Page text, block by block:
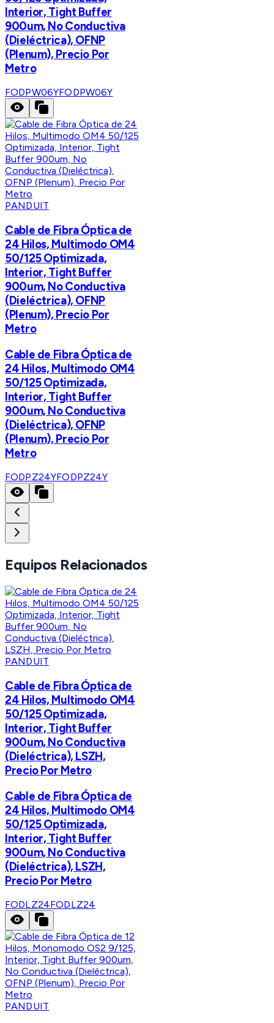
Interior, Tight Buffer
900um, No Conductiva
(Dieléctrica), OFNP
(Plenum), Precio Por
Metro
FODPW06YFODPW06Y
PANDUIT
Cable de Fibra Óptica de
24 Hilos, Multimodo OM4
50/125 Optimizada,
Interior, Tight Buffer
900um, No Conductiva
(Dieléctrica), OFNP
(Plenum), Precio Por
Metro
Cable de Fibra Óptica de
24 Hilos, Multimodo OM4
50/125 Optimizada,
Interior, Tight Buffer
900um, No Conductiva
(Dieléctrica), OFNP
(Plenum), Precio Por
Metro
FODPZ24YFODPZ24Y
Equipos Relacionados
PANDUIT
Cable de Fibra Óptica de
24 Hilos, Multimodo OM4
50/125 Optimizada,
Interior, Tight Buffer
900um, No Conductiva
(Dieléctrica), LSZH,
Precio Por Metro
Cable de Fibra Óptica de
24 Hilos, Multimodo OM4
50/125 Optimizada,
Interior, Tight Buffer
900um, No Conductiva
(Dieléctrica), LSZH,
Precio Por Metro
FODLZ24FODLZ24
PANDUIT